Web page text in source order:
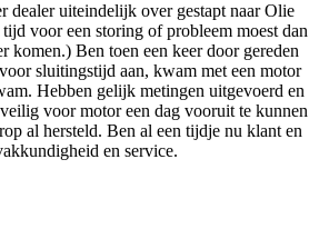
dealer uiteindelijk over gestapt naar Olie
voor een storing of probleem moest dan
komen.) Ben toen een keer door gereden
sluitingstijd aan, kwam met een motor
Hebben gelijk metingen uitgevoerd en
voor motor een dag vooruit te kunnen
al hersteld. Ben al een tijdje nu klant en
en service.